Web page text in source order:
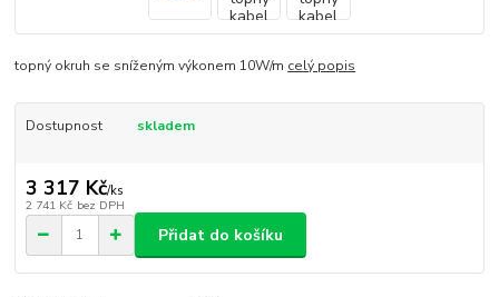
topný okruh se sníženým výkonem 10W/m celý popis
Dostupnost skladem
3 317 Kč/ks
2 741 Kč bez DPH
Přidat do košíku